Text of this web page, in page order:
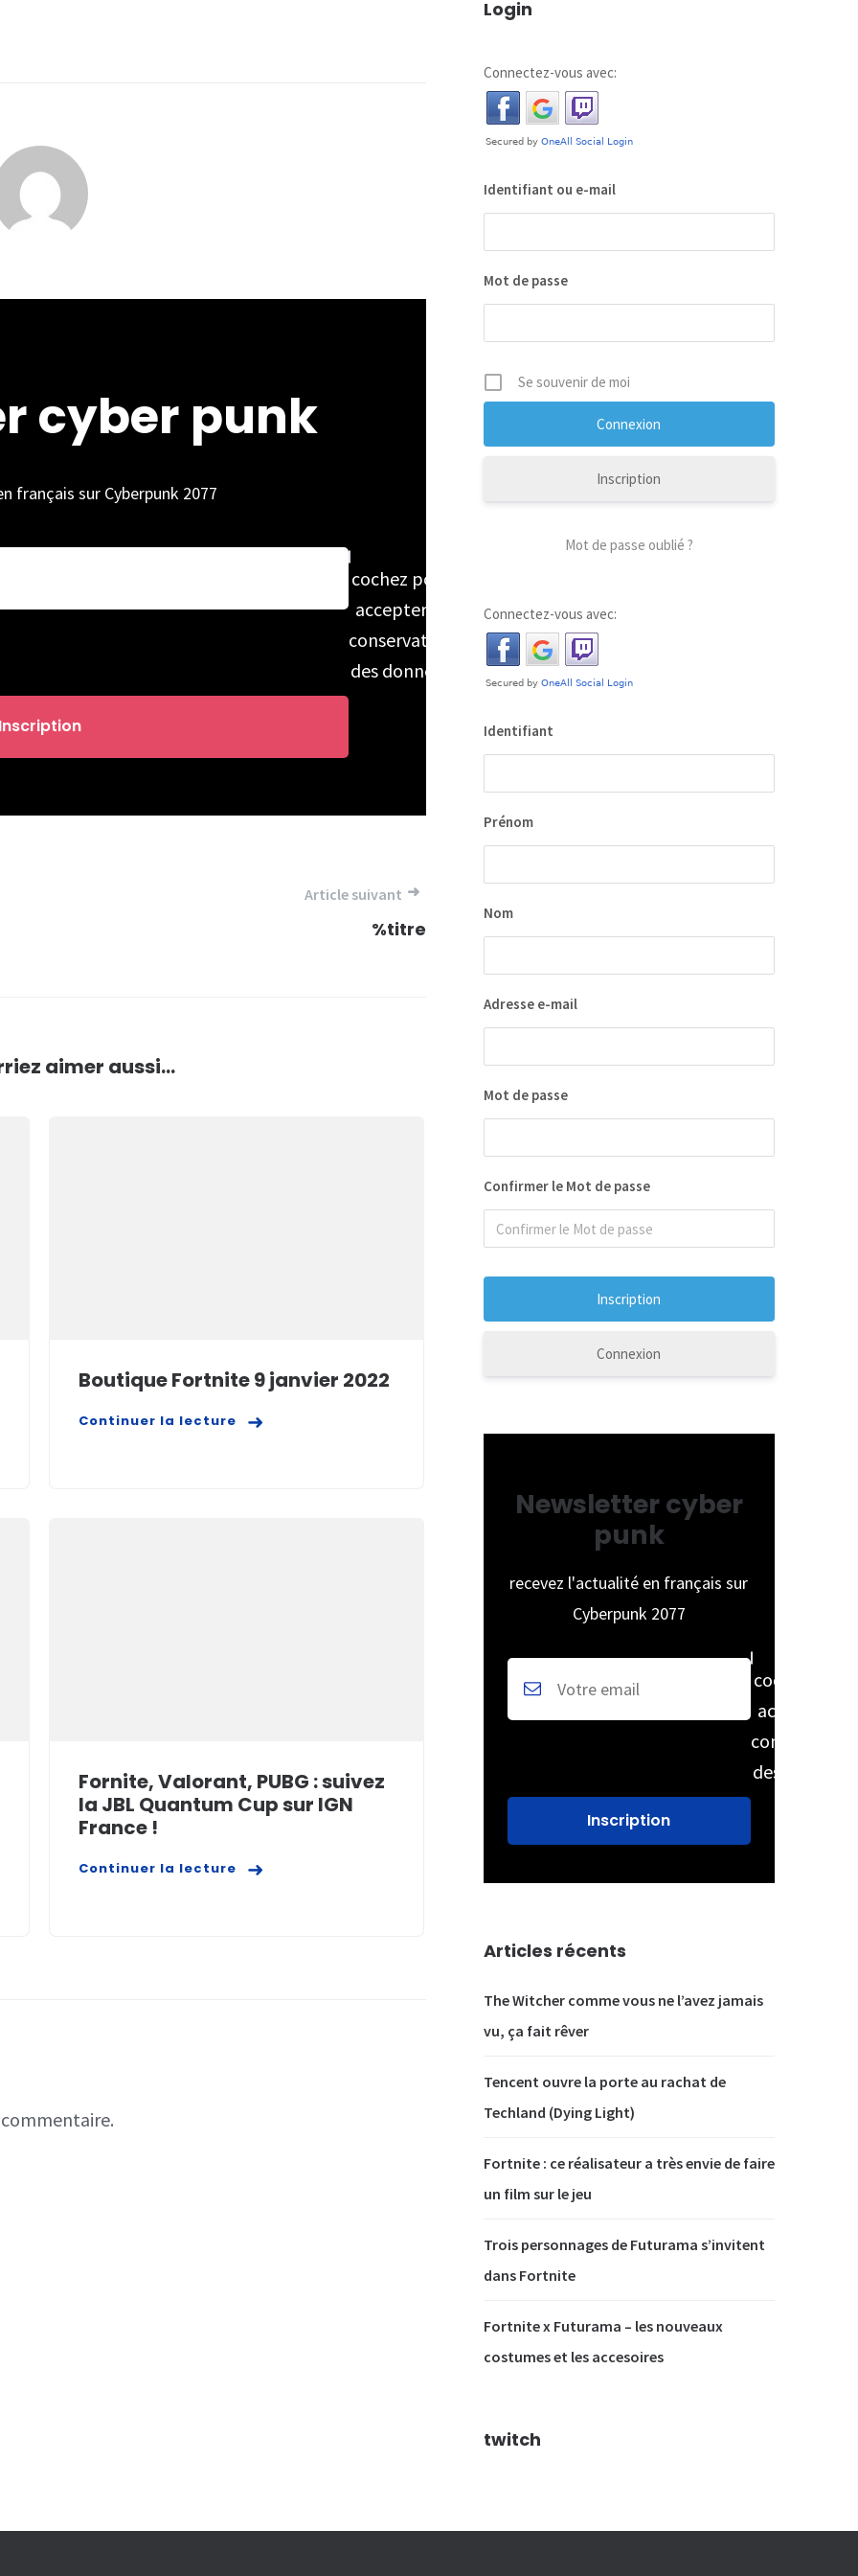
cyber punk
français sur Cyberpunk 2077
cochez pour
accepter la
conservation
des données
Article suivant
%titre
aimer aussi...
Boutique Fortnite 9 janvier 2022
Continuer la lecture
Fornite, Valorant, PUBG : suivez
la JBL Quantum Cup sur IGN
France !
Continuer la lecture
Login
Connectez-vous avec:
Identifiant ou e-mail
Mot de passe
Se souvenir de moi
Inscription
Mot de passe oublié ?
Connectez-vous avec:
Identifiant
Prénom
Nom
Adresse e-mail
Mot de passe
Confirmer le Mot de passe
Connexion
Newsletter cyber
punk
recevez l'actualité en français sur
Cyberpunk 2077
cochez pour
accepter la
conservation
des données
Articles récents
The Witcher comme vous ne l’avez jamais
vu, ça fait rêver
Tencent ouvre la porte au rachat de
Techland (Dying Light)
Fortnite : ce réalisateur a très envie de faire
un film sur le jeu
Trois personnages de Futurama s’invitent
dans Fortnite
Fortnite x Futurama – les nouveaux
costumes et les accesoires
twitch